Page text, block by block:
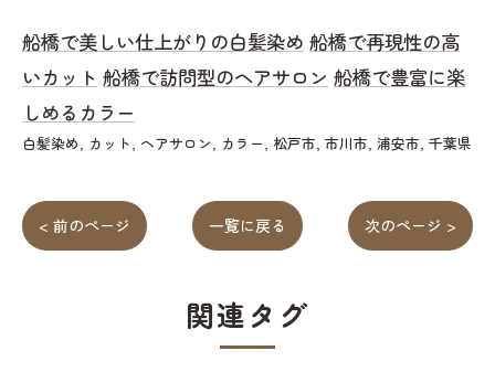
船橋で美しい仕上がりの白髪染め 船橋で再現性の高
いカット 船橋で訪問型のヘアサロン 船橋で豊富に楽
しめるカラー
白髪染め カット ヘアサロン カラー 松戸市 市川市 浦安市 千葉県
< 前のページ 一覧に戻る 次のページ >
関連タグ